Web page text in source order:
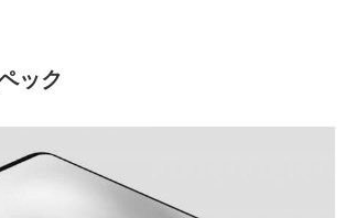
ック